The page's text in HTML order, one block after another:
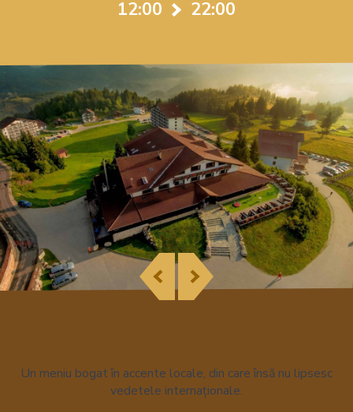
12:00 22:00
Un meniu bogat în accente locale, din care însă nu lipsesc
vedetele internaționale.